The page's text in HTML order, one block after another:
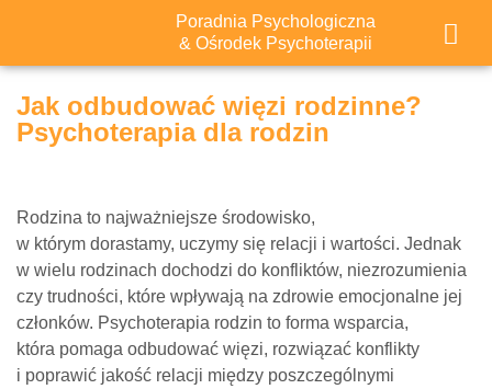
Poradnia Psychologiczna
& Ośrodek Psychoterapii
Jak odbudować więzi rodzinne?
Psychoterapia dla rodzin
Rodzina to najważniejsze środowisko,
w którym dorastamy, uczymy się relacji i wartości. Jednak
w wielu rodzinach dochodzi do konfliktów, niezrozumienia
czy trudności, które wpływają na zdrowie emocjonalne jej
członków. Psychoterapia rodzin to forma wsparcia,
która pomaga odbudować więzi, rozwiązać konflikty
i poprawić jakość relacji między poszczególnymi